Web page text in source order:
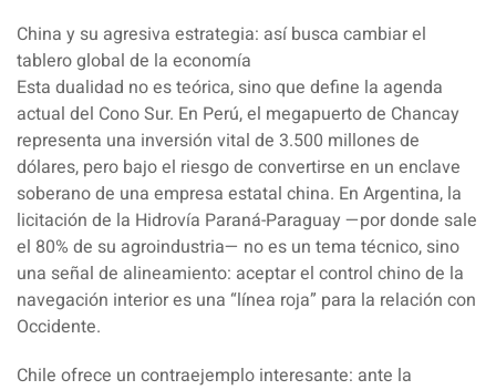
China y su agresiva estrategia: así busca cambiar el
tablero global de la economía
Esta dualidad no es teórica, sino que define la agenda
actual del Cono Sur. En Perú, el megapuerto de Chancay
representa una inversión vital de 3.500 millones de
dólares, pero bajo el riesgo de convertirse en un enclave
soberano de una empresa estatal china. En Argentina, la
licitación de la Hidrovía Paraná-Paraguay —por donde sale
el 80% de su agroindustria— no es un tema técnico, sino
una señal de alineamiento: aceptar el control chino de la
navegación interior es una “línea roja” para la relación con
Occidente.
Chile ofrece un contraejemplo interesante: ante la